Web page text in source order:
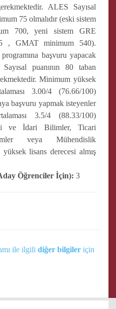
ALES Sayısal
75 olmalıdır (eski sistem
700, yeni sistem GRE
, GMAT minimum 540).
başvuru yapacak
puanının 80 taban
Minimum yüksek
3.00/4 (76.66/100)
başvuru yapmak isteyenler
3.5/4 (88.33/100)
ve İdari Bilimler, Ticari
veya Mühendislik
lisans derecesi almış
Öğrenciler İçin): 3
ile ilgili diğer bilgiler için